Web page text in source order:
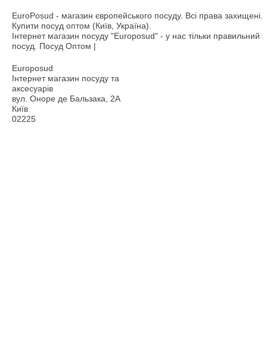
EuroPosud - магазин європейського посуду. Всі права захищені.
Купити посуд оптом (Київ, Україна).
Інтернет магазин посуду "Europosud" - у нас тільки правильний
посуд. Посуд Оптом |
Europosud
Інтернет магазин посуду та
аксесуарів
вул. Оноре де Бальзака, 2А
Київ
02225